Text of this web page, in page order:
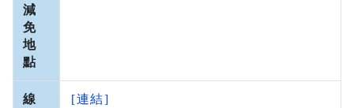
減
免
地
點
線
[連結]